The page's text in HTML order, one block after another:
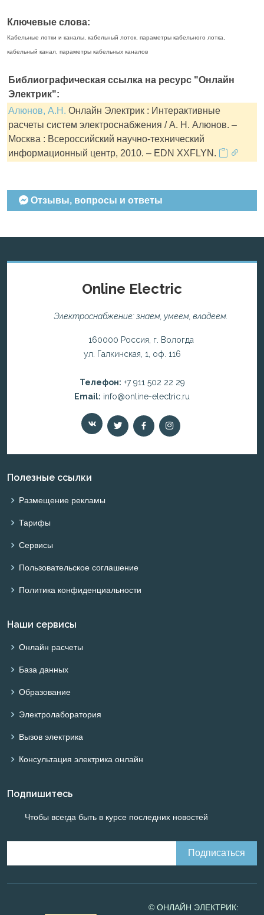
Ключевые слова:
Кабельные лотки и каналы, кабельный лоток, параметры кабельного лотка,
кабельный канал, параметры кабельных каналов
Библиографическая ссылка на ресурс "Онлайн
Электрик":
Алюнов, А.Н. Онлайн Электрик : Интерактивные
расчеты систем электроснабжения / А. Н. Алюнов. –
Москва : Всероссийский научно-технический
информационный центр, 2010. – EDN XXFLYN.
Отзывы, вопросы и ответы
Online Electric
Электроснабжение: знаем, умеем, владеем.
160000 Россия, г. Вологда
ул. Галкинская, 1, оф. 116
Телефон: +7 911 502 22 29
Email: info@online-electric.ru
Полезные ссылки
Размещение рекламы
Тарифы
Сервисы
Пользовательское соглашение
Политика конфиденциальности
Наши сервисы
Онлайн расчеты
База данных
Образование
Электролаборатория
Вызов электрика
Консультация электрика онлайн
Подпишитесь
Чтобы всегда быть в курсе последних новостей
© ОНЛАЙН ЭЛЕКТРИК: